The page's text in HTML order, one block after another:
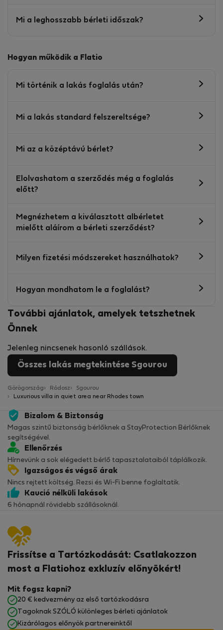
Mi a leghosszabb bérleti időszak?
Hogyan működik a Flatio
Mi történik a lakás foglalás után?
Mi a lakás standard felszereltsége?
Mi az a középtávú bérlet?
Elolvashatom a szerződés még a foglalás
előtt?
Megnézhetem a kiválasztott albérletet
mielőtt aláírom a bérleti szerződést?
Milyen fizetési módszereket használhatok?
Hogyan mondhatom le a foglalást?
További ajánlatok, amelyek tetszhetnek
Önnek
Jelenleg nincsenek hasonló szállások.
Összes lakás megtekintése Sgourou
Görögország Ródosz
Sgourou
Luxurious villa in quiet area near Rhodes town
Bizalom & Biztonság
Magas szintű biztonság bérlőknek a StayProtection Bérlőknek
segítségével.
Ellenőrzés
Hírnevünk a sok elégedett bérlő tapasztalataiból táplálkozik.
Igazságos és végső árak
Nincs rejtett költség. Rezsi és Wi-Fi benne foglaltatik.
Kaució nélküli lakások
6 hónapnál rövidebb szállásoknál.
Frissítse a Tartózkodását: Csatlakozzon
most a Flatiohoz exkluzív előnyökért!
Mit fogsz kapni?
20 € kedvezmény az első tartózkodásra
Tagoknak SZÓLÓ különleges bérleti ajánlatok
Kizárólagos előnyök partnereinktől